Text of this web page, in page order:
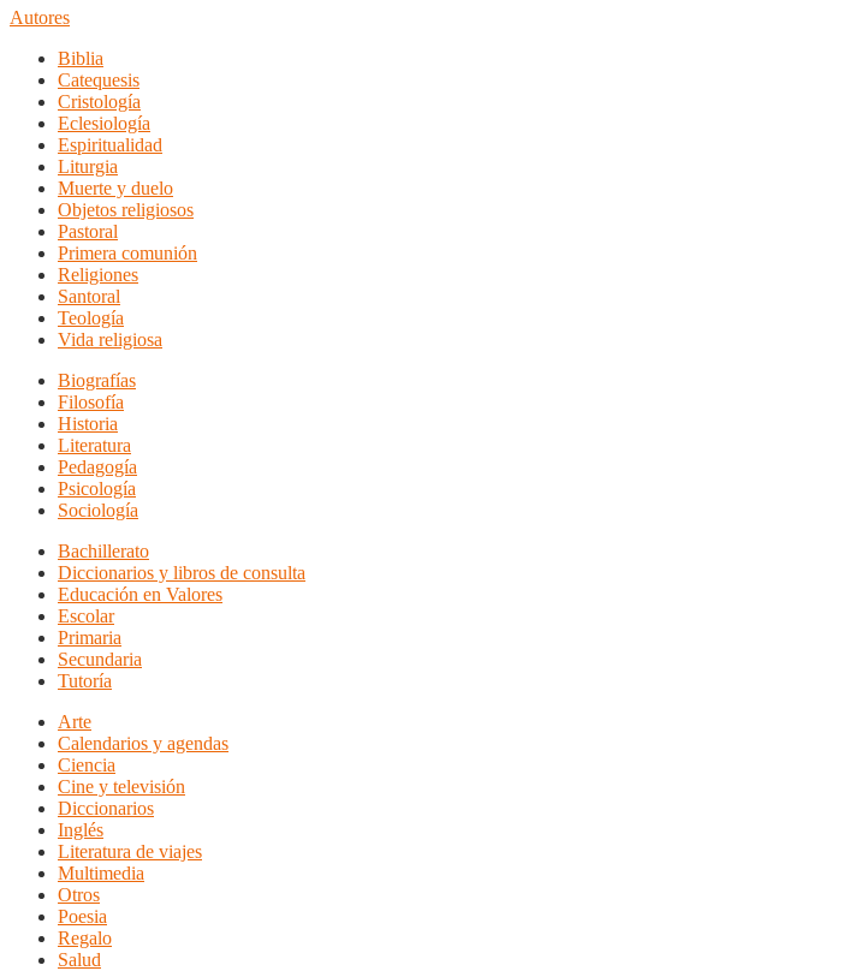
Autores
Biblia
Catequesis
Cristología
Eclesiología
Espiritualidad
Liturgia
Muerte y duelo
Objetos religiosos
Pastoral
Primera comunión
Religiones
Santoral
Teología
Vida religiosa
Biografías
Filosofía
Historia
Literatura
Pedagogía
Psicología
Sociología
Bachillerato
Diccionarios y libros de consulta
Educación en Valores
Escolar
Primaria
Secundaria
Tutoría
Arte
Calendarios y agendas
Ciencia
Cine y televisión
Diccionarios
Inglés
Literatura de viajes
Multimedia
Otros
Poesia
Regalo
Salud